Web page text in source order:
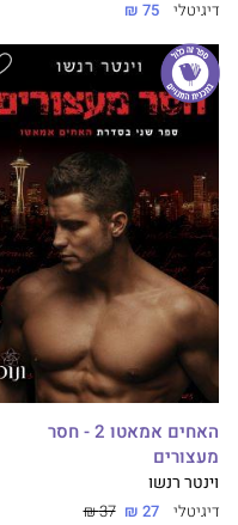
דיגיטלי 75 ₪
האחים אמאטו 2 - חסר
מעצורים
וינטר רנשו
דיגיטלי 27 ₪
37 ₪